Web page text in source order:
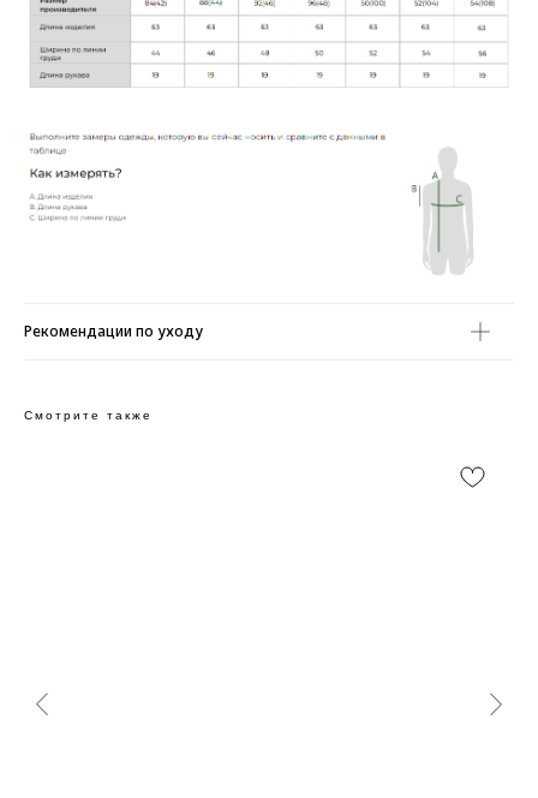
Рекомендации по уходу
Смотрите также